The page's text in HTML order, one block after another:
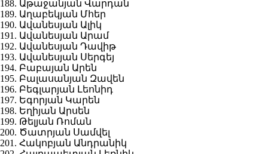
188. Աթաջանյան Վարդան
189. Աղաբեկյան Մհեր
190. Ավանեսյան Ալիկ
191. Ավանեսյան Արամ
192. Ավանեսյան Դավիթ
193. Ավանեսյան Սերգեյ
194. Բաբայան Արեն
195. Բալասանյան Զավեն
196. Բեգլարյան Լեոնիդ
197. Եգորյան Կարեն
198. Եղիյան Արսեն
199. Թելյան Ռոման
200. Ծատրյան Սամվել
201. Հակոբյան Անդրանիկ